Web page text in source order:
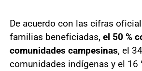
De acuerdo con las cifras
familias beneficiadas, el 50 %
comunidades campesinas, el
comunidades indígenas y el 16